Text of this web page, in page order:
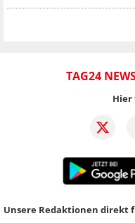
TAG24
Hier
Unsere Redaktionen direkt